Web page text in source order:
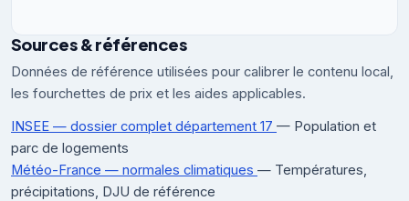
Sources & références
Données de référence utilisées pour calibrer le contenu local,
les fourchettes de prix et les aides applicables.
INSEE — dossier complet département 17 — Population et
parc de logements
Météo-France — normales climatiques — Températures,
précipitations, DJU de référence